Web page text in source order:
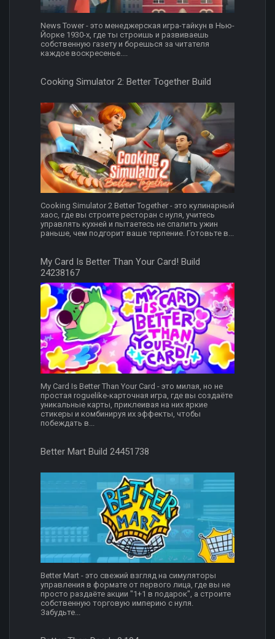
News Tower - это менеджерская игра-тайкун в Нью-
Йорке 1930-х, где ты строишь и развиваешь
собственную газету и борешься за читателя
каждое воскресенье....
Cooking Simulator 2: Better Together Build
Cooking Simulator 2 Better Together - это кулинарный
хаос, где вы строите ресторан с нуля, учитесь
управлять кухней и пытаетесь не спалить ужин
раньше, чем подгорит ваше терпение. Готовьте в...
My Card Is Better Than Your Card! Build
24238167
My Card Is Better Than Your Card - это милая, но не
простая roguelike-карточная игра, где вы создаёте
уникальные карты, приклеивая на них яркие
стикеры и комбинируя их эффекты, чтобы
побеждать в...
Better Mart Build 24451738
Better Mart - это свежий взгляд на симуляторы
управления в формате от первого лица, где вы не
просто раздаёте акции "1+1 в подарок", а строите
собственную торговую империю с нуля.
Забудьте...